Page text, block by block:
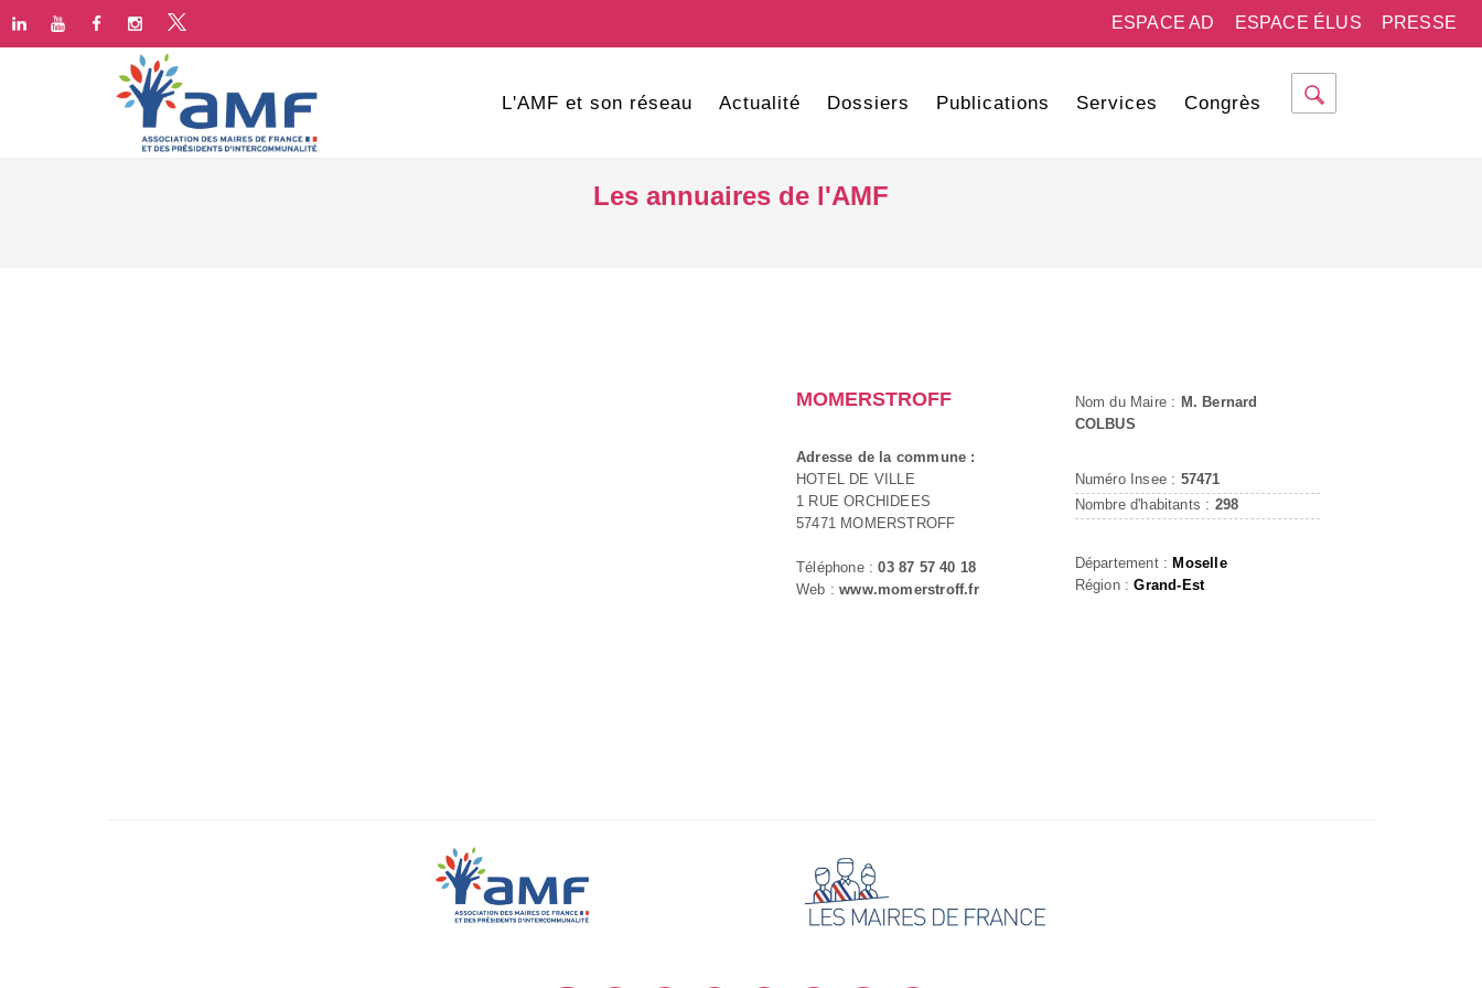
PRESSE
ESPACE ÉLUS
ESPACE AD
L'AMF et son réseau Actualité Dossiers Publications Services Congrès
Les annuaires de l'AMF
MOMERSTROFF
Adresse de la commune :
HOTEL DE VILLE
1 RUE ORCHIDEES
57471 MOMERSTROFF
Téléphone :03 87 57 40 18
Web :www.momerstroff.fr
Nom du Maire : M. Bernard
COLBUS
Numéro Insee : 57471
Nombre d'habitants : 298
Département : Moselle
Région :Grand-Est